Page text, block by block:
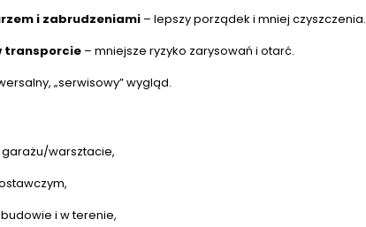
i zabrudzeniami – lepszy porządek i mniej czyszczenia.
transporcie – mniejsze ryzyko zarysowań i otarć.
„serwisowy” wygląd.
warsztacie,
i w terenie,